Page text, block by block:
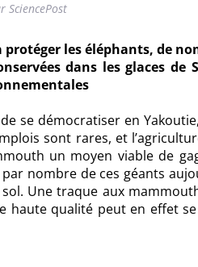
SciencePost
les éléphants, de
dans les glaces
se démocratiser en
sont rares, et
un moyen viable de
nombre de ces géants
Une traque aux
haute qualité peut en effet